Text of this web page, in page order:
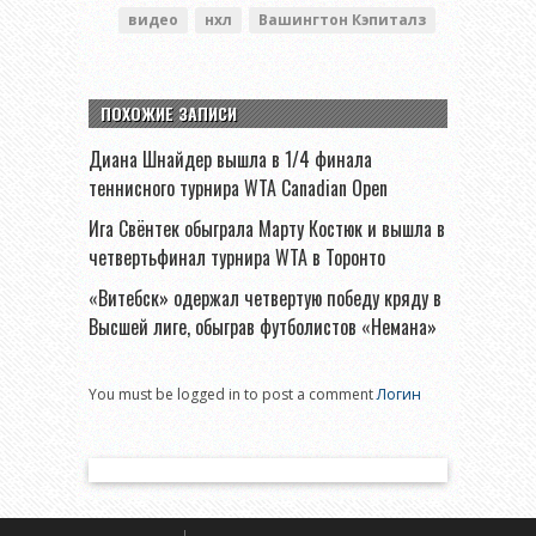
видео нхл Вашингтон Кэпиталз
ПОХОЖИЕ ЗАПИСИ
Диана Шнайдер вышла в 1/4 финала
теннисного турнира WTA Canadian Open
Ига Свёнтек обыграла Марту Костюк и вышла в
четвертьфинал турнира WTA в Торонто
«Витебск» одержал четвертую победу кряду в
Высшей лиге, обыграв футболистов «Немана»
You must be logged in to post a commentЛогин